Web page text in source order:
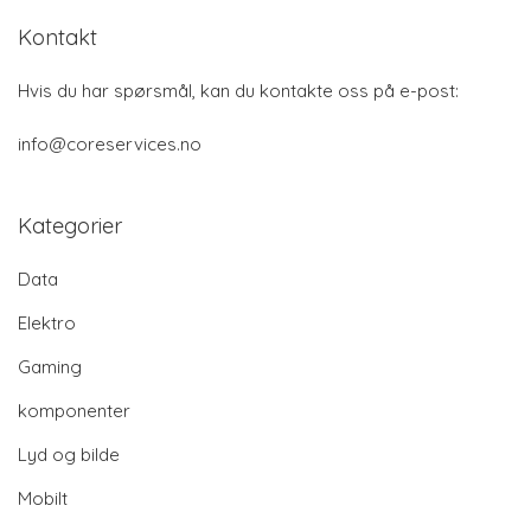
Kontakt
Hvis du har spørsmål, kan du kontakte oss på e-post:
info@coreservices.no
Kategorier
Data
Elektro
Gaming
komponenter
Lyd og bilde
Mobilt